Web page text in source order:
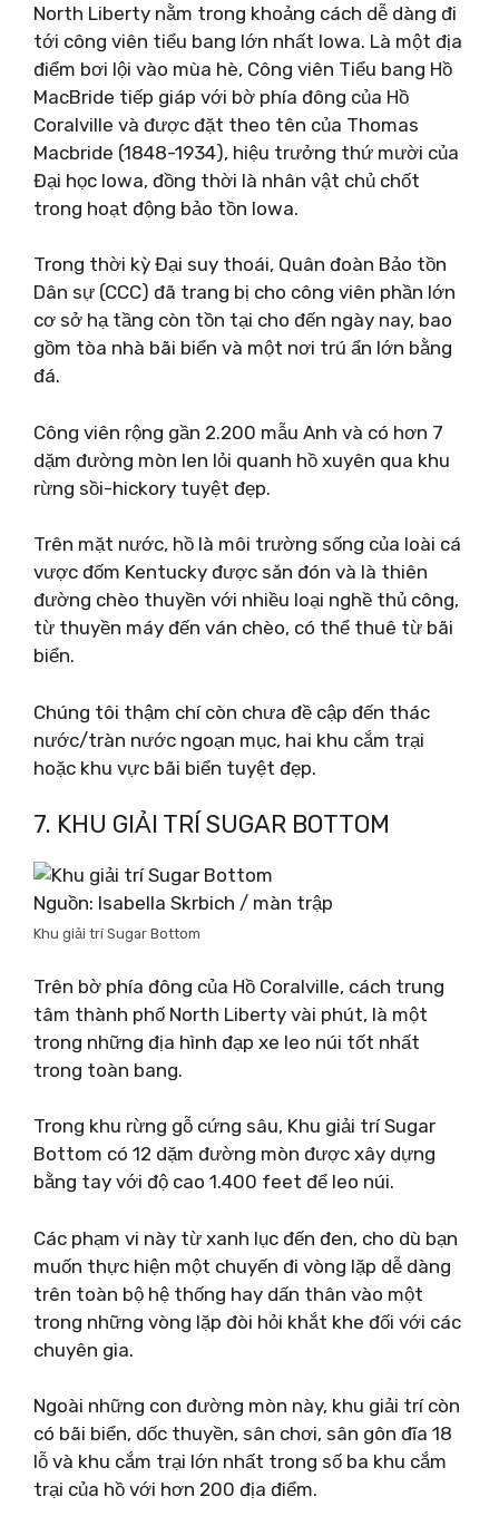
North Liberty nằm trong khoảng cách dễ dàng đi
tới công viên tiểu bang lớn nhất Iowa. Là một địa
điểm bơi lội vào mùa hè, Công viên Tiểu bang Hồ
MacBride tiếp giáp với bờ phía đông của Hồ
Coralville và được đặt theo tên của Thomas
Macbride (1848-1934), hiệu trưởng thứ mười của
Đại học Iowa, đồng thời là nhân vật chủ chốt
trong hoạt động bảo tồn Iowa.
Trong thời kỳ Đại suy thoái, Quân đoàn Bảo tồn
Dân sự (CCC) đã trang bị cho công viên phần lớn
cơ sở hạ tầng còn tồn tại cho đến ngày nay, bao
gồm tòa nhà bãi biển và một nơi trú ẩn lớn bằng
đá.
Công viên rộng gần 2.200 mẫu Anh và có hơn 7
dặm đường mòn len lỏi quanh hồ xuyên qua khu
rừng sồi-hickory tuyệt đẹp.
Trên mặt nước, hồ là môi trường sống của loài cá
vược đốm Kentucky được săn đón và là thiên
đường chèo thuyền với nhiều loại nghề thủ công,
từ thuyền máy đến ván chèo, có thể thuê từ bãi
biển.
Chúng tôi thậm chí còn chưa đề cập đến thác
nước/tràn nước ngoạn mục, hai khu cắm trại
hoặc khu vực bãi biển tuyệt đẹp.
7. KHU GIẢI TRÍ SUGAR BOTTOM
Nguồn: Isabella Skrbich / màn trập
Khu giải trí Sugar Bottom
Trên bờ phía đông của Hồ Coralville, cách trung
tâm thành phố North Liberty vài phút, là một
trong những địa hình đạp xe leo núi tốt nhất
trong toàn bang.
Trong khu rừng gỗ cứng sâu, Khu giải trí Sugar
Bottom có ​​12 dặm đường mòn được xây dựng
bằng tay với độ cao 1.400 feet để leo núi.
Các phạm vi này từ xanh lục đến đen, cho dù bạn
muốn thực hiện một chuyến đi vòng lặp dễ dàng
trên toàn bộ hệ thống hay dấn thân vào một
trong những vòng lặp đòi hỏi khắt khe đối với các
chuyên gia.
Ngoài những con đường mòn này, khu giải trí còn
có bãi biển, dốc thuyền, sân chơi, sân gôn đĩa 18
lỗ và khu cắm trại lớn nhất trong số ba khu cắm
trại của hồ với hơn 200 địa điểm.